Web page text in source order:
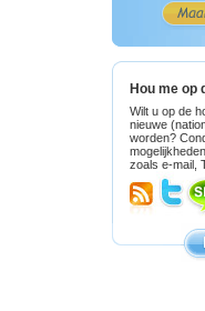
Hou me op
Wilt u op de
nieuwe
worden?
zoals e-mail,